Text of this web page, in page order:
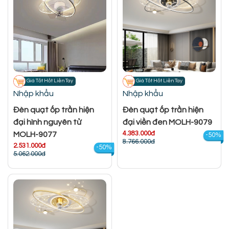
Giá Tốt Hốt Liền Tay
Nhập khẩu
Đèn quạt ốp trần hiện
đại hình nguyên tử
MOLH-9077
2.531.000đ
5.062.000đ
-50%
Giá Tốt Hốt Liền Tay
Nhập khẩu
Đèn quạt ốp trần hiện
đại viền đen MOLH-9079
4.383.000đ
8.766.000đ
-50%